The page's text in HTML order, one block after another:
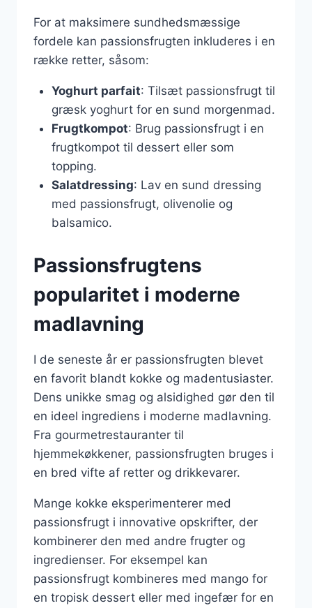
For at maksimere sundhedsmæssige
fordele kan passionsfrugten inkluderes i en
række retter, såsom:
Yoghurt parfait: Tilsæt passionsfrugt til
græsk yoghurt for en sund morgenmad.
Frugtkompot: Brug passionsfrugt i en
frugtkompot til dessert eller som
topping.
Salatdressing: Lav en sund dressing
med passionsfrugt, olivenolie og
balsamico.
Passionsfrugtens
popularitet i moderne
madlavning
I de seneste år er passionsfrugten blevet
en favorit blandt kokke og madentusiaster.
Dens unikke smag og alsidighed gør den til
en ideel ingrediens i moderne madlavning.
Fra gourmetrestauranter til
hjemmekøkkener, passionsfrugten bruges i
en bred vifte af retter og drikkevarer.
Mange kokke eksperimenterer med
passionsfrugt i innovative opskrifter, der
kombinerer den med andre frugter og
ingredienser. For eksempel kan
passionsfrugt kombineres med mango for
en tropisk dessert eller med ingefær for en